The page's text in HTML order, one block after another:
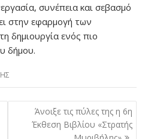
συνέπεια και σεβασμό
στην εφαρμογή των
δημιουργία ενός πιο
δήμου.
Άνοιξε τις πύλες της η 6η
Έκθεση Βιβλίου «Στρατής